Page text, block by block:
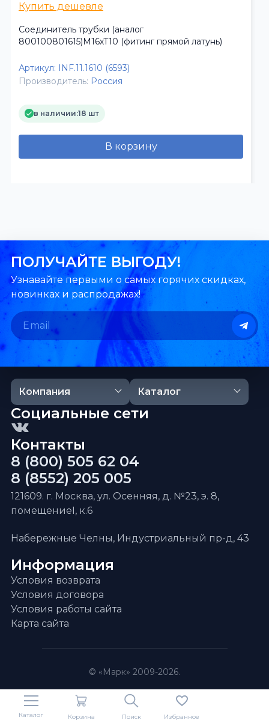
Каталог Корзина Поиск Избранное
Купить дешевле
Соединитель трубки (аналог
800100801615)М16хТ10 (фитинг прямой латунь)
Артикул: INF.11.1610 (6593)
Производитель: Россия
в наличии:18 шт
В корзину
ПОЛУЧАЙТЕ ВЫГОДУ!
Узнавайте первыми о самых горячих скидках,
новинках и распродажах!
Компания Каталог
Информация
Условия возврата
Условия договора
Условия работы сайта
Карта сайта
Контакты
8 (800) 505 62 04
8 (8552) 205 005
121609. г. Москва, ул. Осенняя, д. №23, э. 8,
помещениеI, к.6
Набережные Челны, Индустриальный пр-д, 43
Социальные сети
© «Марк» 2009-2026.